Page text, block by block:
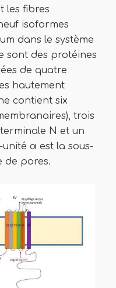
les fibres
isoformes
dans le système
sont des protéines
de quatre
hautement
contient six
trois
N et un
α est la sous-
de pores.